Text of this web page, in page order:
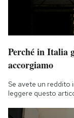
Perché in Italia
accorgiamo
Se avete un reddito
leggere questo